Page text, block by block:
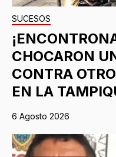
SUCESOS
CHOCARON
CONTRA
EN LA
6 Agosto 2026